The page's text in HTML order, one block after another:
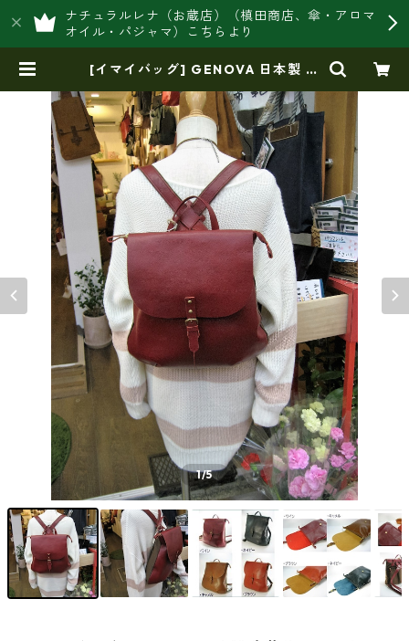
ナチュラルレナ（お蔵店）（槙田商店、傘・アロマ
オイル・パジャマ）こちらより
[イマイバッグ] GENOVA 日本製 牛
ー リュック im-2533 | 豊岡製オリ
ジナルバッグ製造販売【日本製・バ
ッグ財布 専門店】レナ ジャパン
メイド ショップ
1/5